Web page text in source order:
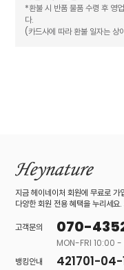
*환불 시 반품 물품 수령 후 영
다.
(카드사에 따라 환불 일자는 상
지금 헤이네이처 회원에 무료로 가
다양한 회원 전용 혜택을 누리세요.
고객문의
070-
MON-FRI 10:00 -
뱅킹안내
421701-